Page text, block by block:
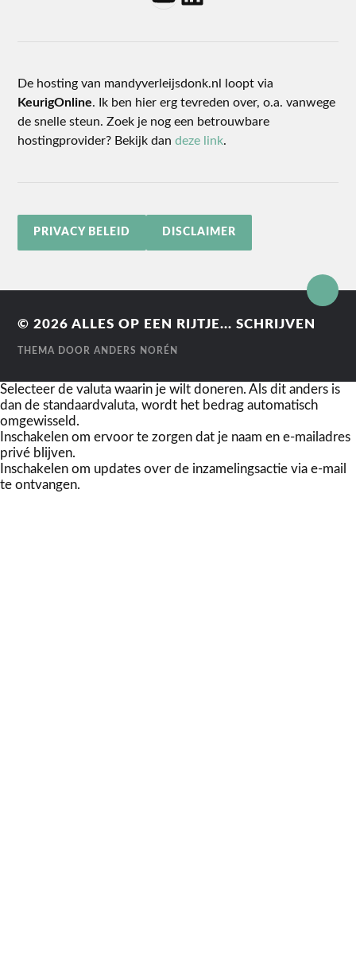
De hosting van mandyverleijsdonk.nl loopt via
KeurigOnline. Ik ben hier erg tevreden over, o.a. vanwege
de snelle steun. Zoek je nog een betrouwbare
hostingprovider? Bekijk dandeze link.
PRIVACY BELEID DISCLAIMER
© 2026ALLES OP EEN RIJTJE... SCHRIJVEN
THEMA DOORANDERS NORÉN
Selecteer de valuta waarin je wilt doneren. Als dit anders is
dan de standaardvaluta, wordt het bedrag automatisch
omgewisseld.
Inschakelen om ervoor te zorgen dat je naam en e-mailadres
privé blijven.
Inschakelen om updates over de inzamelingsactie via e-mail
te ontvangen.